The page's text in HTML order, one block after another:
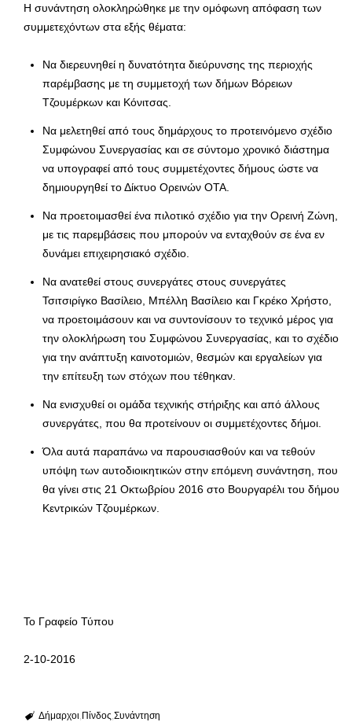
Η συνάντηση ολοκληρώθηκε με την ομόφωνη απόφαση των
συμμετεχόντων στα εξής θέματα:
Να διερευνηθεί η δυνατότητα διεύρυνσης της περιοχής
παρέμβασης με τη συμμετοχή των δήμων Βόρειων
Τζουμέρκων και Κόνιτσας.
Να μελετηθεί από τους δημάρχους το προτεινόμενο σχέδιο
Συμφώνου Συνεργασίας και σε σύντομο χρονικό διάστημα
να υπογραφεί από τους συμμετέχοντες δήμους ώστε να
δημιουργηθεί το Δίκτυο Ορεινών ΟΤΑ.
Να προετοιμασθεί ένα πιλοτικό σχέδιο για την Ορεινή Ζώνη,
με τις παρεμβάσεις που μπορούν να ενταχθούν σε ένα εν
δυνάμει επιχειρησιακό σχέδιο.
Να ανατεθεί στους συνεργάτες στους συνεργάτες
Τσιτσιρίγκο Βασίλειο, Μπέλλη Βασίλειο και Γκρέκο Χρήστο,
να προετοιμάσουν και να συντονίσουν το τεχνικό μέρος για
την ολοκλήρωση του Συμφώνου Συνεργασίας, και το σχέδιο
για την ανάπτυξη καινοτομιών, θεσμών και εργαλείων για
την επίτευξη των στόχων που τέθηκαν.
Να ενισχυθεί οι ομάδα τεχνικής στήριξης και από άλλους
συνεργάτες, που θα προτείνουν οι συμμετέχοντες δήμοι.
Όλα αυτά παραπάνω να παρουσιασθούν και να τεθούν
υπόψη των αυτοδιοικητικών στην επόμενη συνάντηση, που
θα γίνει στις 21 Οκτωβρίου 2016 στο Βουργαρέλι του δήμου
Κεντρικών Τζουμέρκων.
To Γραφείο Τύπου
2-10-2016
Δήμαρχοι Πίνδος Συνάντηση